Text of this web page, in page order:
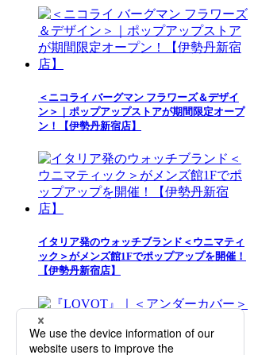
＜ニコライ バーグマン フラワーズ＆デザイ
ン＞｜ポップアップストアが期間限定オープ
ン！【伊勢丹新宿店】
イタリア発のウォッチブランド＜ウニマティ
ック＞がメンズ館1Fでポップアップを開催！
【伊勢丹新宿店】